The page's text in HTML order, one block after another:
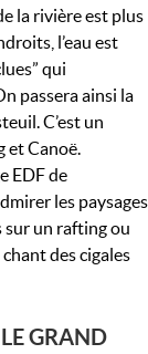
la rivière est plus
l’eau est
qui
passera ainsi la
C’est un
et Canoë.
EDF de
les paysages
sur un rafting ou
des cigales
GRAND